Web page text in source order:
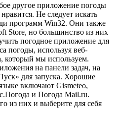
другое приложение погоды
Не следует искать
программ Win32. Они также
Store, но большинство из них
погодное приложение для
погоды, используя веб-
который мы используем.
на панели задач, на
для запуска. Хорошие
включают Gismeteo,
и Погода Mail.ru.
из них и выберите для себя